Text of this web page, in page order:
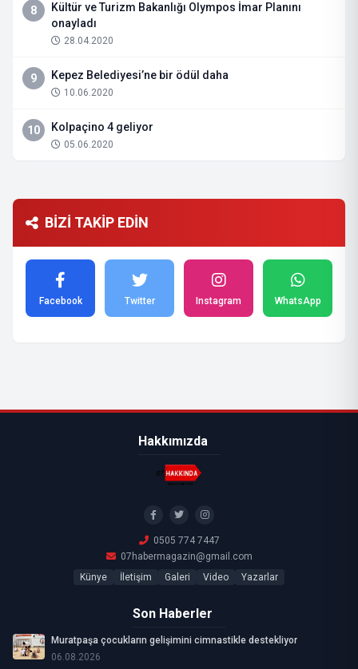
8
Kültür ve Turizm Bakanlığı Olympos İmar Planını
onayladı
28.04.2020
9 Kepez Belediyesi’ne bir ödül daha
10.06.2020
10 Kolpaçino 4 geliyor
05.06.2020
BİZİ TAKİP EDİN
Facebook Twitter Instagram WhatsApp
Hakkımızda
0505 774 7447
07habermagazin@gmail.com
Künye
İletişim Galeri Video Yazarlar
Son Haberler
Muratpaşa çocukların gelişimini cimnastikle destekliyor
06.08.2026